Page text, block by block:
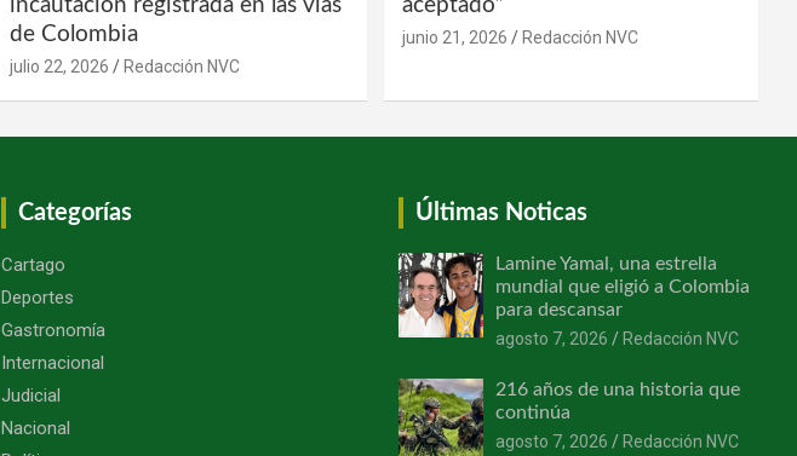
incautación registrada en las vías
de Colombia
julio 22, 2026 Redacción NVC
aceptado”
junio 21, 2026 Redacción NVC
Categorías
Cartago
Deportes
Gastronomía
Internacional
Judicial
Nacional
Últimas Noticas
Lamine Yamal, una estrella
mundial que eligió a Colombia
para descansar
agosto 7, 2026
Redacción NVC
216 años de una historia que
continúa
agosto 7, 2026
Redacción NVC